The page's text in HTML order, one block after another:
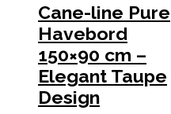
Cane-line Pure
Havebord
150×90 cm –
Elegant Taupe
Design